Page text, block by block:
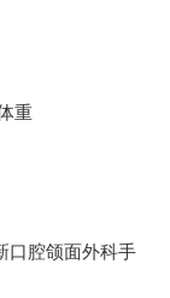
重
口腔颌面外科手